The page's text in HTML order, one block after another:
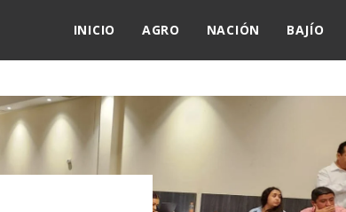
INICIO AGRO NACIÓN BAJÍO